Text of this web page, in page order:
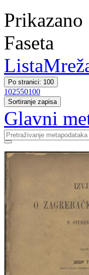
Prikazano
Faseta
Lista
Po stranici: 100
102550100
Sortiranje zapisa
Glavni